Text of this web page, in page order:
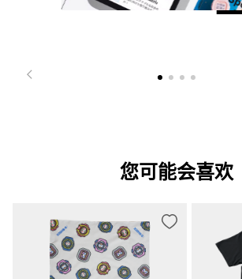
您可能会喜欢